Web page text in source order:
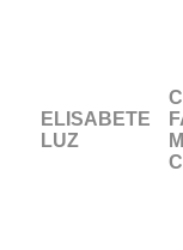
ELISABETE
LUZ